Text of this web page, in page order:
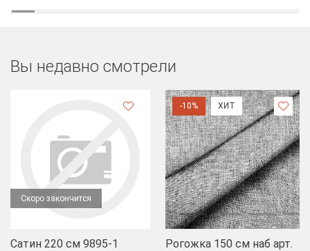
Вы недавно смотрели
Скоро закончится
Сатин 220 см 9895-1
-10% ХИТ
Рогожка 150 см наб арт.